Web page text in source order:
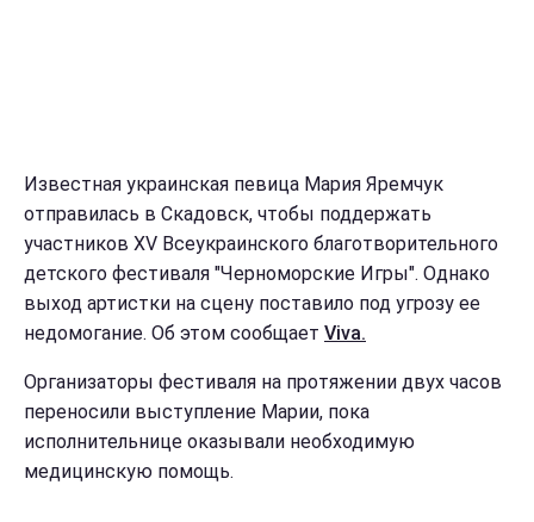
Известная украинская певица Мария Яремчук
отправилась в Скадовск, чтобы поддержать
участников XV Всеукраинского благотворительного
детского фестиваля "Черноморские Игры". Однако
выход артистки на сцену поставило под угрозу ее
недомогание. Об этом сообщает Viva.
Организаторы фестиваля на протяжении двух часов
переносили выступление Марии, пока
исполнительнице оказывали необходимую
медицинскую помощь.